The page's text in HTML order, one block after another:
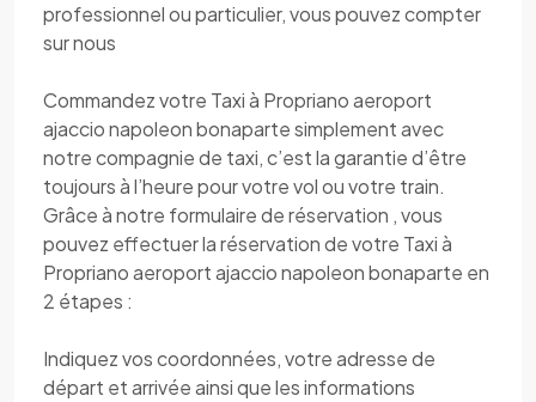
professionnel ou particulier, vous pouvez compter
sur nous
Commandez votre Taxi à Propriano aeroport
ajaccio napoleon bonaparte simplement avec
notre compagnie de taxi, c’est la garantie d’être
toujours à l’heure pour votre vol ou votre train.
Grâce à notre formulaire de réservation , vous
pouvez effectuer la réservation de votre Taxi à
Propriano aeroport ajaccio napoleon bonaparte en
2 étapes :
Indiquez vos coordonnées, votre adresse de
départ et arrivée ainsi que les informations